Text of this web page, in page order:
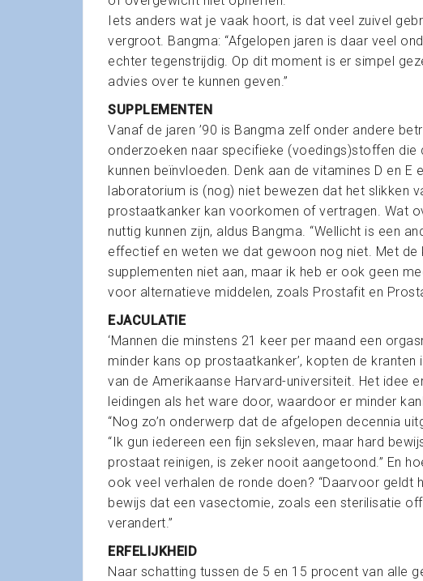
Iets anders wat je vaak hoort, is dat veel zuivel
vergroot. Bangma: “Afgelopen jaren is daar veel
echter tegenstrijdig. Op dit moment is er simpel
advies over te kunnen geven.”
SUPPLEMENTEN
Vanaf de jaren ’90 is Bangma zelf onder andere
onderzoeken naar specifieke (voedings)stoffen
kunnen beïnvloeden. Denk aan de vitamines D en E
laboratorium is (nog) niet bewezen dat het slikken
prostaatkanker kan voorkomen of vertragen. Wat
nuttig kunnen zijn, aldus Bangma. “Wellicht is een
effectief en weten we dat gewoon nog niet. Met de
supplementen niet aan, maar ik heb er ook geen
voor alternatieve middelen, zoals Prostafit en
EJACULATIE
‘Mannen die minstens 21 keer per maand een
minder kans op prostaatkanker’, kopten de
van de Amerikaanse Harvard-universiteit. Het idee
leidingen als het ware door, waardoor er minder
“Nog zo’n onderwerp dat de afgelopen decennia
“Ik gun iedereen een fijn seksleven, maar hard
prostaat reinigen, is zeker nooit aangetoond.” En
ook veel verhalen de ronde doen? “Daarvoor geldt
bewijs dat een vasectomie, zoals een sterilisatie
verandert.”
ERFELIJKHEID
Naar schatting tussen de 5 en 15 procent van alle